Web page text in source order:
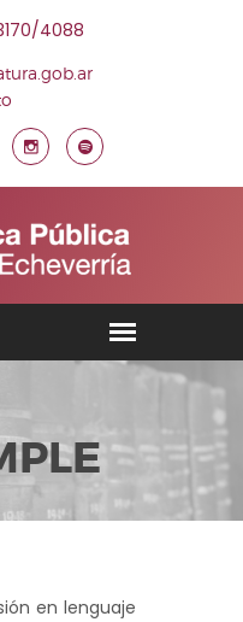
4088
en lenguaje